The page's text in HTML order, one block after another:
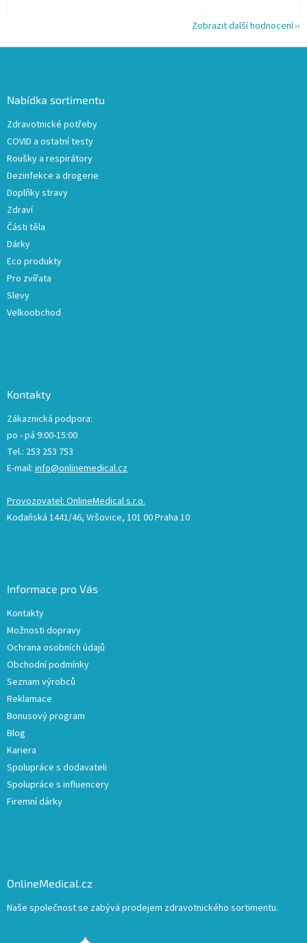
Zobrazit další hodnocení
Nabídka sortimentu
Zdravotnické potřeby
COVID a ostatní testy
Roušky a respirátory
Dezinfekce a drogerie
Doplňky stravy
Zdraví
Části těla
Dárky
Eco produkty
Pro zvířata
Slevy
Velkoobchod
Kontakty
Zákaznická podpora:
po - pá 9:00-15:00
Tel.: 253 253 753
E-mail: info@onlinemedical.cz
Provozovatel: OnlineMedical s.r.o.
Kodaňská 1441/46, Vršovice, 101 00 Praha 10
Informace pro Vás
Kontakty
Možnosti dopravy
Ochrana osobních údajů
Obchodní podmínky
Seznam výrobců
Reklamace
Bonusový program
Blog
Kariera
Spolupráce s dodavateli
Spolupráce s influencery
Firemní dárky
OnlineMedical.cz
Naše společnost se zabývá prodejem zdravotnického sortimentu.